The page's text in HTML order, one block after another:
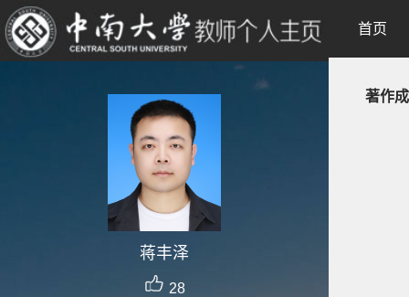
蒋丰泽
28
首页
著作